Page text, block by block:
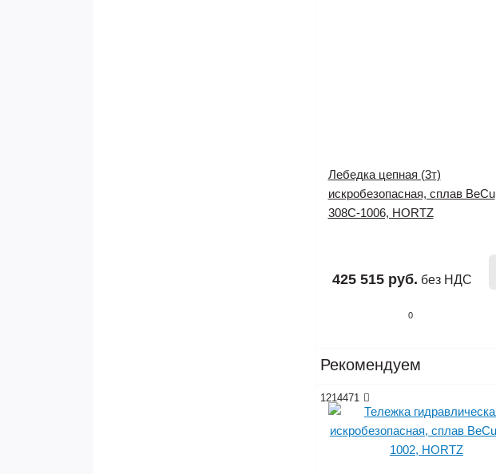
0
Лебедка цепная (3т)
искробезопасная, сплав BeCu
308C-1006, HORTZ
425 515 руб. без НДС
Рекомендуем
1214471